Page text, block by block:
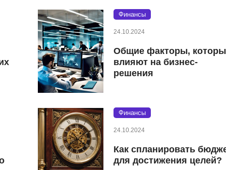
Финансы
24.10.2024
Общие факторы,
влияют на бизнес-
решения
Финансы
24.10.2024
Как спланировать
для достижения целей?